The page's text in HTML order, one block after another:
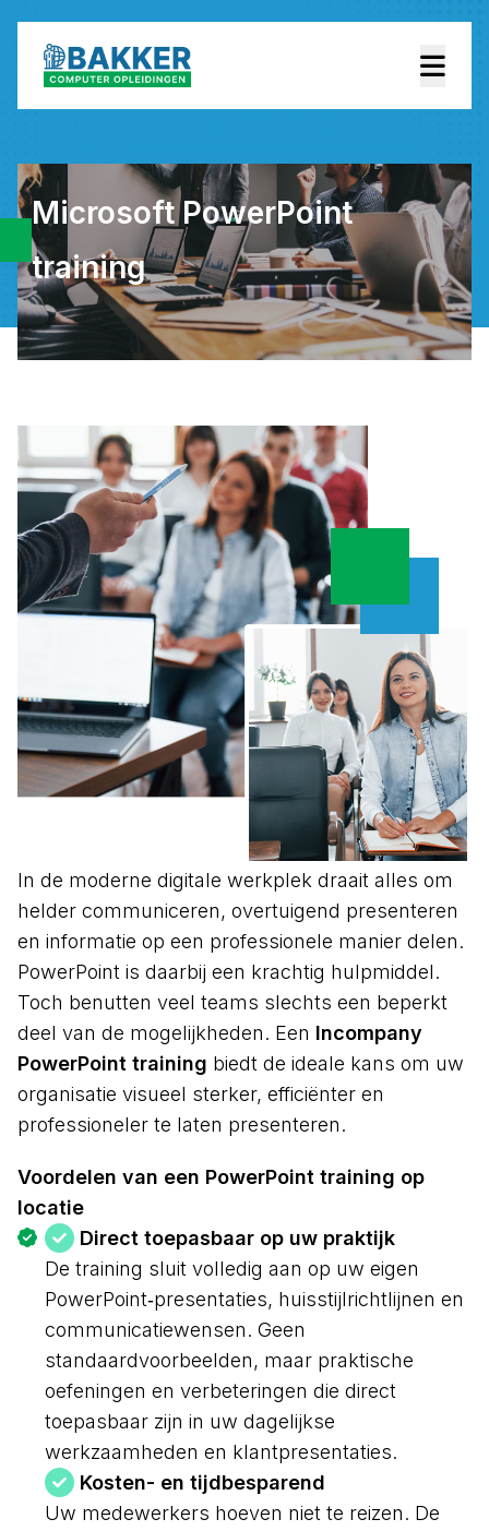
Microsoft PowerPoint
training
In de moderne digitale werkplek draait alles om
helder communiceren, overtuigend presenteren
en informatie op een professionele manier delen.
PowerPoint is daarbij een krachtig hulpmiddel.
Toch benutten veel teams slechts een beperkt
deel van de mogelijkheden. Een Incompany
PowerPoint training biedt de ideale kans om uw
organisatie visueel sterker, efficiënter en
professioneler te laten presenteren.
Voordelen van een PowerPoint training op
locatie
Direct toepasbaar op uw praktijk
De training sluit volledig aan op uw eigen
PowerPoint‑presentaties, huisstijlrichtlijnen en
communicatiewensen. Geen
standaardvoorbeelden, maar praktische
oefeningen en verbeteringen die direct
toepasbaar zijn in uw dagelijkse
werkzaamheden en klantpresentaties.
Kosten- en tijdbesparend
Uw medewerkers hoeven niet te reizen. De